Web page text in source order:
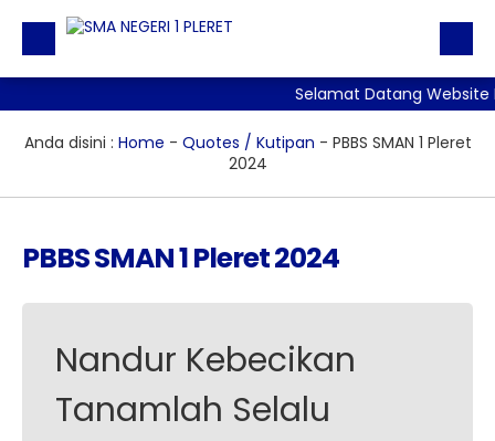
PROFIL
TATA TERTIB
GALERI
LAYANAN
ALUMNI
Selamat Datang Website
Anda disini : Home - Quotes / Kutipan - PBBS SMAN 1 Pleret
2024
PBBS SMAN 1 Pleret 2024
Nandur Kebecikan
Tanamlah Selalu